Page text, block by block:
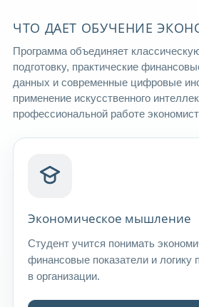
ЧТО ДАЕТ ОБУЧЕНИЕ
Программа объединяет
подготовку, практические
данных и современные цифровые
применение искусственного
профессиональной работе
Экономическое мышление
Студент учится понимать
финансовые показатели и логику
в организации.